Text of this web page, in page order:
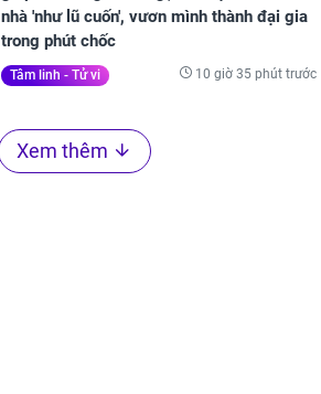
nhà 'như lũ cuốn', vươn mình thành đại gia
trong phút chốc
Tâm linh - Tử vi 10 giờ 35 phút trước
Xem thêm